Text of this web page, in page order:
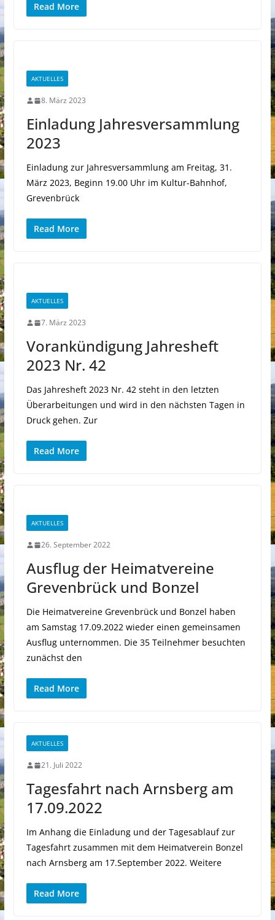
Read More
AKTUELLES
8. März 2023
Einladung Jahresversammlung
2023
Einladung zur Jahresversammlung am Freitag, 31.
März 2023, Beginn 19.00 Uhr im Kultur-Bahnhof,
Grevenbrück
Read More
AKTUELLES
7. März 2023
Vorankündigung Jahresheft
2023 Nr. 42
Das Jahresheft 2023 Nr. 42 steht in den letzten
Überarbeitungen und wird in den nächsten Tagen in
Druck gehen. Zur
Read More
AKTUELLES
26. September 2022
Ausflug der Heimatvereine
Grevenbrück und Bonzel
Die Heimatvereine Grevenbrück und Bonzel haben
am Samstag 17.09.2022 wieder einen gemeinsamen
Ausflug unternommen. Die 35 Teilnehmer besuchten
zunächst den
Read More
AKTUELLES
21. Juli 2022
Tagesfahrt nach Arnsberg am
17.09.2022
Im Anhang die Einladung und der Tagesablauf zur
Tagesfahrt zusammen mit dem Heimatverein Bonzel
nach Arnsberg am 17.September 2022. Weitere
Read More